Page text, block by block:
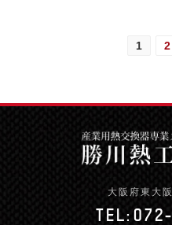
1 2
大阪府東大
TEL: